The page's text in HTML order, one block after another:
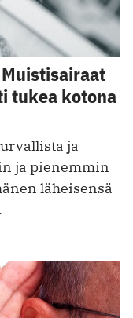
tukea kotona
ja
ja pienemmin
läheisensä